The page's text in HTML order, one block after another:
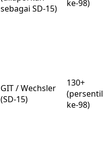
sebagai SD-15)
ke-98)
GIT / Wechsler
(SD-15)
130+
(persentil
ke-98)